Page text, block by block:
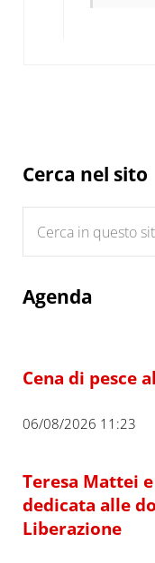
Sidebar
Cerca nel sito
Agenda
Cena di pesce
06/08/2026 11:23
Teresa Mattei
dedicata alle
Liberazione